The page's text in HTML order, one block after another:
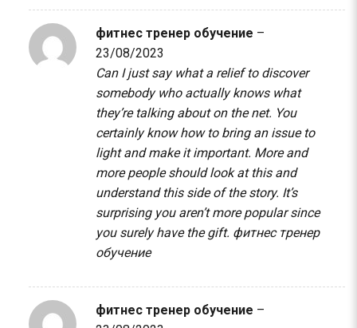
фитнес тренер обучение –
23/08/2023
Can I just say what a relief to discover
somebody who actually knows what
they’re talking about on the net. You
certainly know how to bring an issue to
light and make it important. More and
more people should look at this and
understand this side of the story. It’s
surprising you aren’t more popular since
you surely have the gift. фитнес тренер
обучение
фитнес тренер обучение –